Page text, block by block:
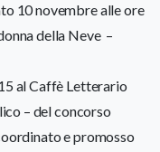
10 novembre alle ore
della Neve –
al Caffè Letterario
– del concorso
e promosso